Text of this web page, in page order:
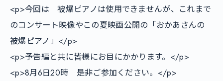
<p>今回は　被爆ピアノは使用できませんが、これまで
のコンサート映像やこの夏映画公開の「おかあさんの
被爆ピアノ」</p>
<p>予告編と共に皆様にお目にかかります。</p>
<p>8月6日20時　是非ご参加ください。</p>